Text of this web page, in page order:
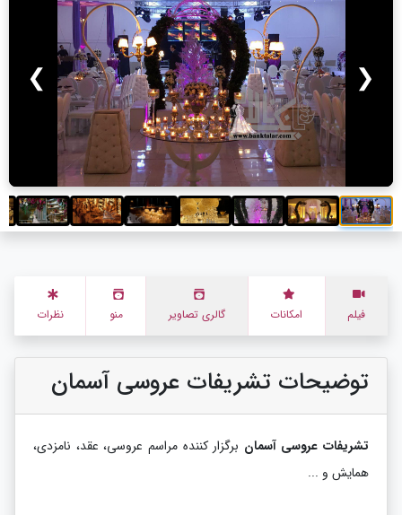
❮
❯
فیلم امکانات گالری تصاویر منو نظرات
توضیحات تشریفات عروسی آسمان
تشریفات عروسی آسمان برگزار کننده مراسم عروسی، عقد، نامزدی،
همایش و ...